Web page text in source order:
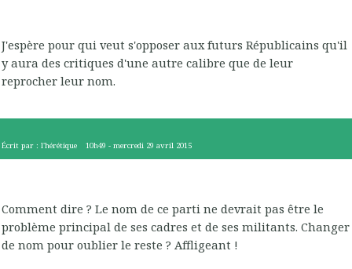
J'espère pour qui veut s'opposer aux futurs Républicains qu'il
y aura des critiques d'une autre calibre que de leur
reprocher leur nom.
Écrit par : l'hérétique 10h49 -mercredi 29 avril 2015
Comment dire ? Le nom de ce parti ne devrait pas être le
problème principal de ses cadres et de ses militants. Changer
de nom pour oublier le reste ? Affligeant !